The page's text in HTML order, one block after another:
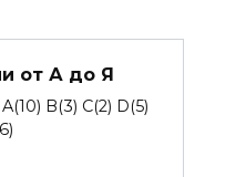
от А до Я
A(10) B(3) C(2) D(5)